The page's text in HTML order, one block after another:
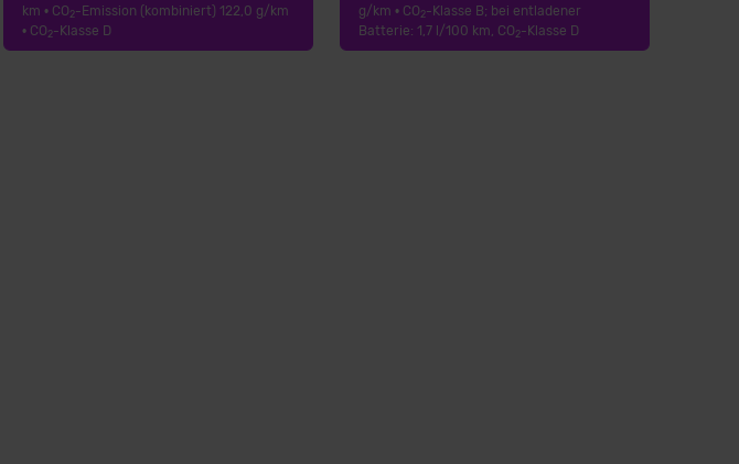
km • CO2-Emission (kombiniert) 122,0 g/km
• CO2-Klasse D
g/km • CO2-Klasse B; bei entladener
Batterie: 1,7 l/100 km, CO2-Klasse D